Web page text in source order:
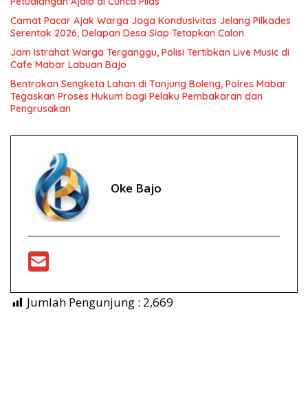
Camat Pacar Ajak Warga Jaga Kondusivitas Jelang Pilkades
Serentak 2026, Delapan Desa Siap Tetapkan Calon
Jam Istrahat Warga Terganggu, Polisi Tertibkan Live Music di
Cafe Mabar Labuan Bajo
Bentrokan Sengketa Lahan di Tanjung Boleng, Polres Mabar
Tegaskan Proses Hukum bagi Pelaku Pembakaran dan
Pengrusakan
Oke Bajo
Jumlah Pengunjung : 2,669